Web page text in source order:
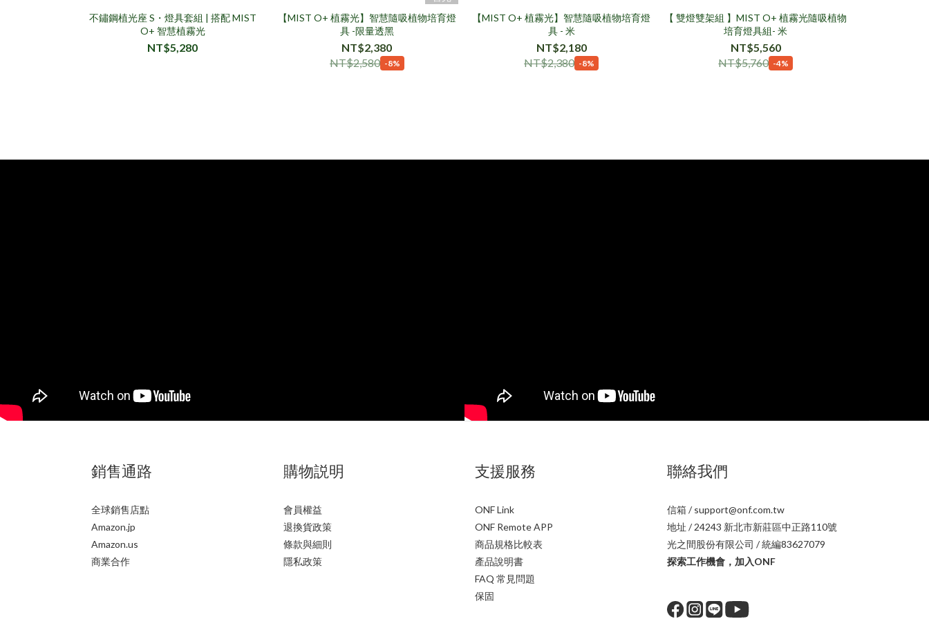
不鏽鋼植光座 S・燈具套組 | 搭配 MIST
O+ 智慧植霧光
NT$5,280
【MIST O+ 植霧光】智慧隨吸植物培育燈
具 -限量透黑
NT$2,380
NT$2,580 -8%
【MIST O+ 植霧光】智慧隨吸植物培育燈
具 - 米
NT$2,180
NT$2,380 -8%
【 雙燈雙架組 】MIST O+ 植霧光隨吸植物
培育燈具組- 米
NT$5,560
NT$5,760 -4%
銷售通路
全球銷售店點
Amazon.jp
Amazon.us
商業合作
購物説明
會員權益
退換貨政策
條款與細則
隱私政策
支援服務
ONF Link
ONF Remote APP
商品規格比較表
產品說明書
FAQ 常見問題
保固
聯絡我們
信箱 / support@onf.com.tw
地址 / 24243 新北市新莊區中正路110號
光之間股份有限公司 / 統編83627079
探索工作機會，加入ONF